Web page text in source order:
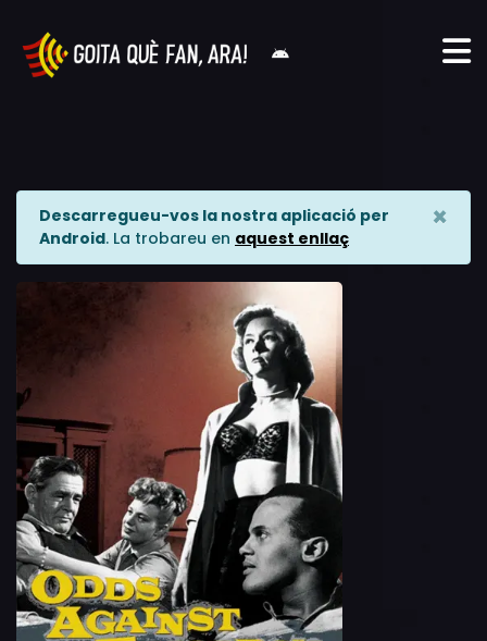
Descarregueu-vos la nostra aplicació per
Android. La trobareu en aquest enllaç
×